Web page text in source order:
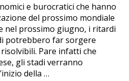
e burocratici che hanno
del prossimo mondiale
nel prossimo giugno, i ritardi
potrebbero far sorgere
Pare infatti che
gli stadi verranno
della …